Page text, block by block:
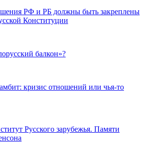
РФ и РБ должны быть закреплены
Конституции
балкон»?
кризис отношений или чья-то
Русского зарубежья. Памяти